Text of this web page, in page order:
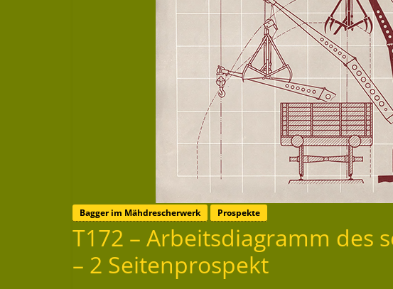
Bagger im Mähdrescherwerk Prospekte
T172 – Arbeitsdiagramm des
– 2 Seitenprospekt